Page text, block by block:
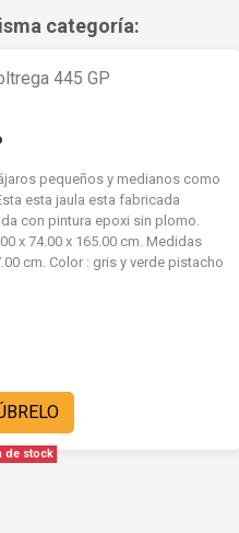
categoría:
de stock
pequeños y medianos como
esta jaula esta fabricada
con pintura epoxi sin plomo.
x 74.00 x 165.00 cm. Medidas
cm. Color : gris y verde pistacho